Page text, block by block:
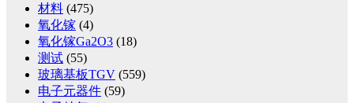
材料 (475)
氧化镓 (4)
氧化镓Ga2O3 (18)
测试 (55)
玻璃基板TGV (559)
电子元器件 (59)